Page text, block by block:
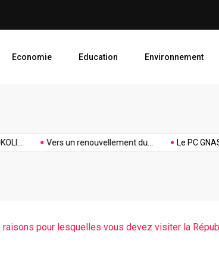
Le PC
Economie Education Environnement
Vers un renouvellement du... Le PC
ème
UFC
anniversaire
hommage
à Olympio
Forces de
pour lesquelles vous devez visiter la